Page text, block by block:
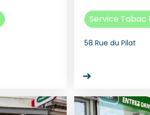
Service Tabac
58 Rue du Pilat